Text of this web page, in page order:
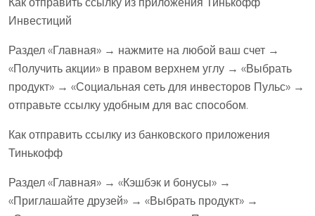
Инвестиций
Раздел «Главная» → нажмите на любой ваш счет →
«Получить акции» в правом верхнем углу → «Выбрать
продукт» → «Социальная сеть для инвесторов Пульс» →
отправьте ссылку удобным для вас способом.
Как отправить ссылку из банковского приложения
Тинькофф
Раздел «Главная» → «Кэшбэк и бонусы» →
«Приглашайте друзей» → «Выбрать продукт» →